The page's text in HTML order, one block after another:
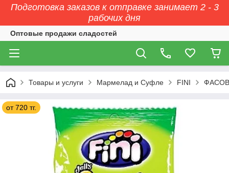
Подготовка заказов к отправке занимает 2 - 3
рабочих дня
Оптовые продажи сладостей
Товары и услуги Мармелад и Суфле FINI
от 720 тг.